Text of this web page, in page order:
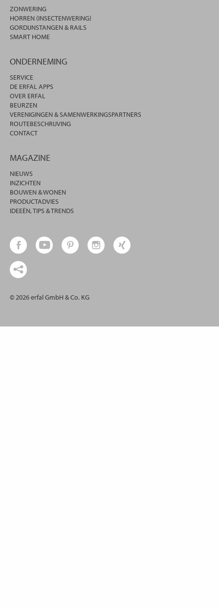
ZONWERING
HORREN (INSECTENWERING)
GORDIJNSTANGEN & RAILS
SMART HOME
ONDERNEMING
SERVICE
DE ERFAL APPS
OVER ERFAL
BEURZEN
VERENIGINGEN & SAMENWERKINGSPARTNERS
ROUTEBESCHRIJVING
CONTACT
MAGAZINE
NIEUWS
INZICHTEN
BOUWEN & WONEN
PRODUCTADVIES
IDEEËN, TIPS & TRENDS
© 2026 erfal GmbH & Co. KG